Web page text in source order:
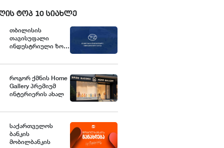
ტოპ 10 სიახლე
თბილისის
თავისუფალი
ინდუსტრიული ზონა
ავრცელებს
როგორ ქმნის Home
Gallery პრემიუმ
ინტერიერის ახალ
საქართველოში
საქართველოს
ბანკის
მობილბანკის